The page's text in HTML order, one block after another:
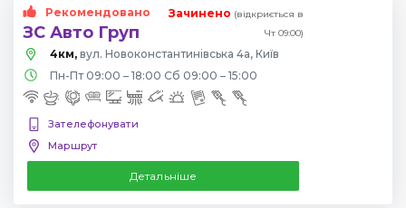
Рекомендовано
ЗС Авто Груп
Зачинено (відкриється в
Чт 09:00)
4км, вул. Новоконстантинівська 4а, Київ
Пн-Пт 09:00 – 18:00 Сб 09:00 – 15:00
Зателефонувати
Маршрут
Детальніше